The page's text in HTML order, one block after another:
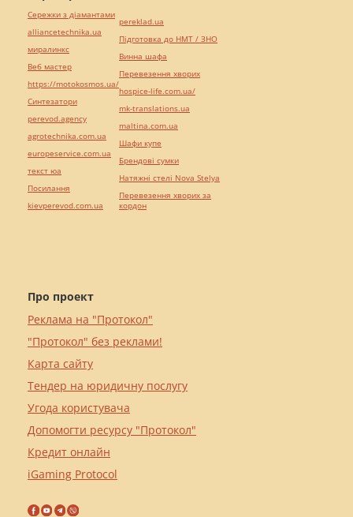
Про проект
Реклама на "Протокол"
"Протокол" без реклами!
Карта сайту
Тендер на юридичну послугу
Угода користувача
Допомогти ресурсу "Протокол"
Кредит онлайн
iGaming Protocol
Сережки з діамантами
alliancetechnika.ua
миралинкс
Веб мастер
https://motokosmos.ua/
Синтезатори
perevod.agency
agrotechnika.com.ua
europeservice.com.ua
текст юа
Посилання
kievperevod.com.ua
pereklad.ua
Підготовка до НМТ / ЗНО
Винна шафа
Перевезення хворих
hospice-life.com.ua/
mk-translations.ua
maltina.com.ua
Шафи купе
Брендові сумки
Натяжні стелі Nova Stelya
Перевезення хворих за
кордон